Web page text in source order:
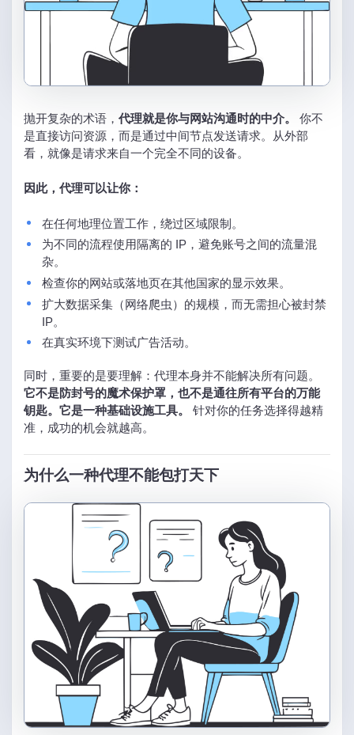
抛开复杂的术语， 代理就是你与网站沟通时的中介。
你不
是直接访问资源，而是通过中间节点发送请求。从外部
看，就像是请求来自一个完全不同的设备。
因此，代理可以让你：
在任何地理位置工作，绕过区域限制。
为不同的流程使用隔离的 IP，避免账号之间的流量混
杂。
检查你的网站或落地页在其他国家的显示效果。
扩大数据采集（网络爬虫）的规模，而无需担心被封禁
IP。
在真实环境下测试广告活动。
同时，重要的是要理解：代理本身并不能解决所有问题。
它不是防封号的魔术保护罩，也不是通往所有平台的万能
钥匙。它是一种基础设施工具。
针对你的任务选择得越精
准，成功的机会就越高。
为什么一种代理不能包打天下